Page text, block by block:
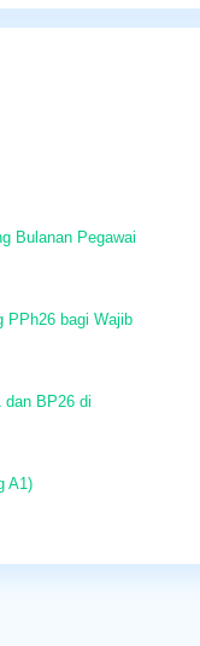
Bulanan Pegawai
PPh26 bagi Wajib
dan BP26 di
A1)